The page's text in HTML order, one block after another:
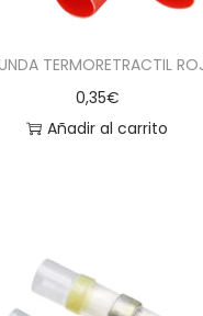
TERMORETRACTIL
0,35€
Añadir al carrito